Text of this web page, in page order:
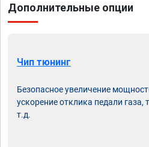
Дополнительные опции
Чип тюнинг
Безопасное увеличение
ускорение отклика педали газа,
т.д.